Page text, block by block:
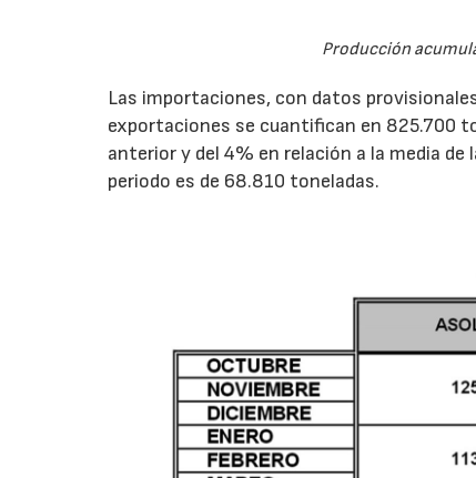
Producción
Las importaciones, con datos
exportaciones se cuantifican en 825.700
anterior y del 4% en relación a la media
periodo es de 68.810 toneladas.